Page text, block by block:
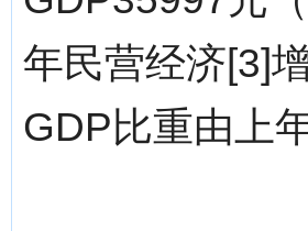
年民营经济[3]
GDP比重由上